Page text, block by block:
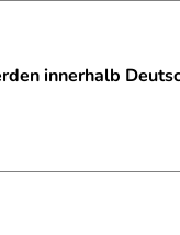
innerhalb